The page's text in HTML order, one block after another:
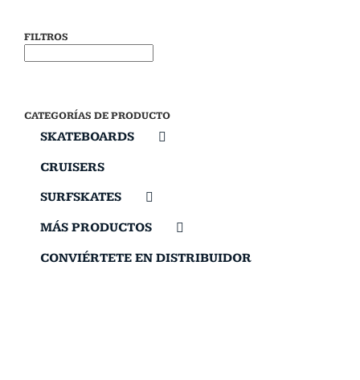
FILTROS
CATEGORÍAS DE PRODUCTO
SKATEBOARDS
CRUISERS
SURFSKATES
MÁS PRODUCTOS
CONVIÉRTETE EN DISTRIBUIDOR